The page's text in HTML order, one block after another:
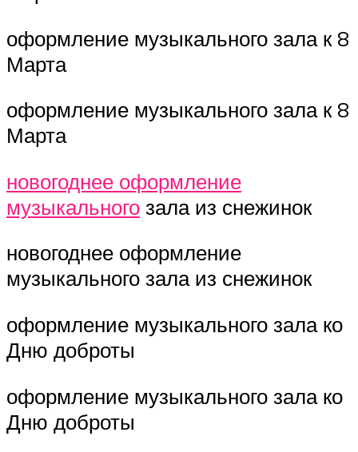
оформление музыкального зала к 8
Марта
оформление музыкального зала к 8
Марта
новогоднее оформление
музыкального зала из снежинок
новогоднее оформление
музыкального зала из снежинок
оформление музыкального зала ко
Дню доброты
оформление музыкального зала ко
Дню доброты